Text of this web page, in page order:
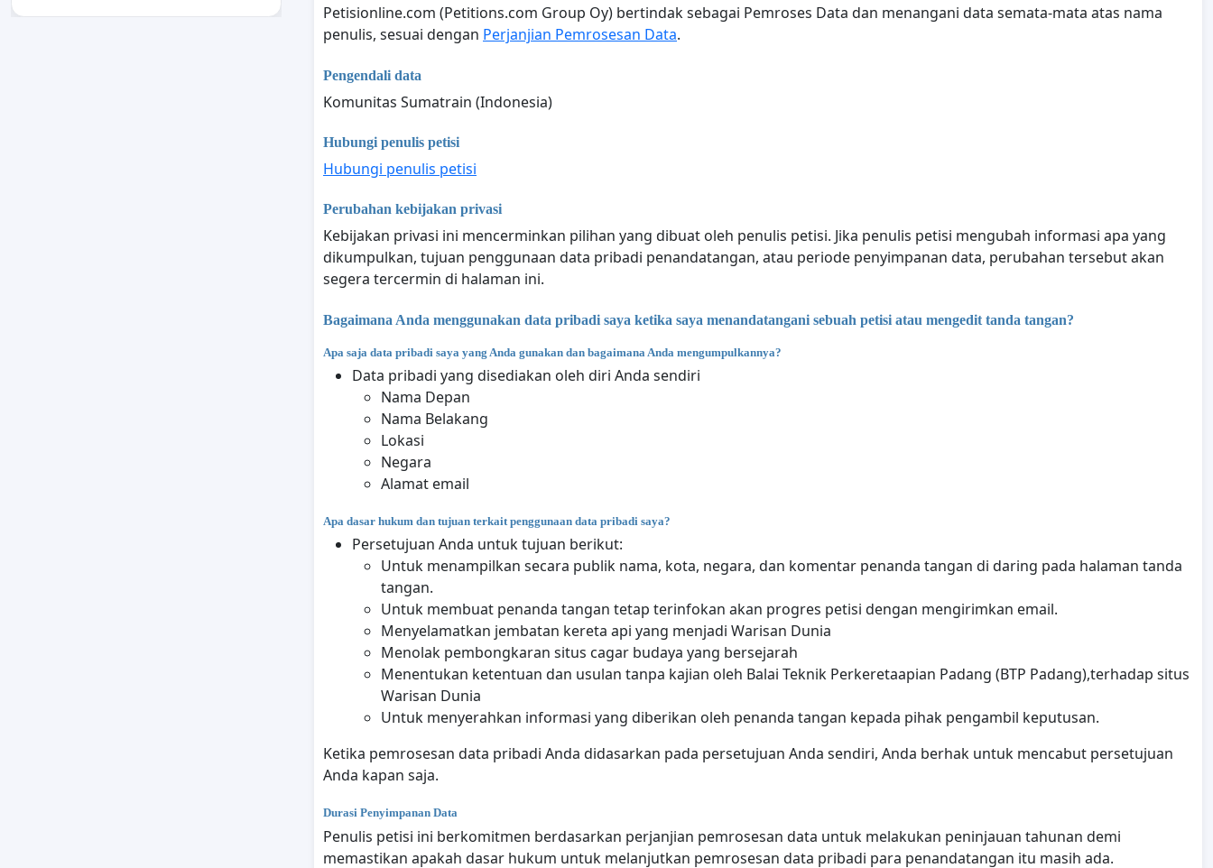
Petisionline.com (Petitions.com Group Oy) bertindak sebagai Pemroses Data dan menangani data semata-mata atas nama
penulis, sesuai dengan Perjanjian Pemrosesan Data.
Pengendali data
Komunitas Sumatrain (Indonesia)
Hubungi penulis petisi
Hubungi penulis petisi
Perubahan kebijakan privasi
Kebijakan privasi ini mencerminkan pilihan yang dibuat oleh penulis petisi. Jika penulis petisi mengubah informasi apa yang
dikumpulkan, tujuan penggunaan data pribadi penandatangan, atau periode penyimpanan data, perubahan tersebut akan
segera tercermin di halaman ini.
Bagaimana Anda menggunakan data pribadi saya ketika saya menandatangani sebuah petisi atau mengedit tanda tangan?
Apa saja data pribadi saya yang Anda gunakan dan bagaimana Anda mengumpulkannya?
Data pribadi yang disediakan oleh diri Anda sendiri
Nama Depan
Nama Belakang
Lokasi
Negara
Alamat email
Apa dasar hukum dan tujuan terkait penggunaan data pribadi saya?
Persetujuan Anda untuk tujuan berikut:
Untuk menampilkan secara publik nama, kota, negara, dan komentar penanda tangan di daring pada halaman tanda
tangan.
Untuk membuat penanda tangan tetap terinfokan akan progres petisi dengan mengirimkan email.
Menyelamatkan jembatan kereta api yang menjadi Warisan Dunia
Menolak pembongkaran situs cagar budaya yang bersejarah
Menentukan ketentuan dan usulan tanpa kajian oleh Balai Teknik Perkeretaapian Padang (BTP Padang),terhadap situs
Warisan Dunia
Untuk menyerahkan informasi yang diberikan oleh penanda tangan kepada pihak pengambil keputusan.
Ketika pemrosesan data pribadi Anda didasarkan pada persetujuan Anda sendiri, Anda berhak untuk mencabut persetujuan
Anda kapan saja.
Durasi Penyimpanan Data
Penulis petisi ini berkomitmen berdasarkan perjanjian pemrosesan data untuk melakukan peninjauan tahunan demi
memastikan apakah dasar hukum untuk melanjutkan pemrosesan data pribadi para penandatangan itu masih ada.